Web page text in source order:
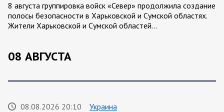
8 августа группировка войск «Север» продолжила создание
полосы безопасности в Харьковской и Сумской областях.
Жители Харьковской и Сумской областей…
08 АВГУСТА
08.08.2026 20:10
Украина